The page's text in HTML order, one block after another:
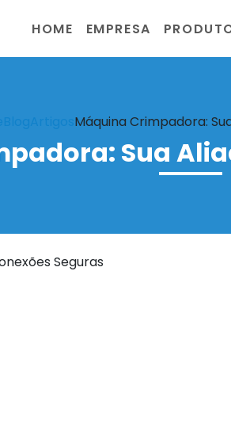
HOME EMPRESA
Blog Artigos Máquina Crimpadora:
Sua